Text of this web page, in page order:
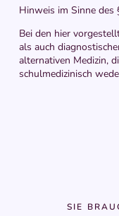
Hinweis im Sinne des
Bei den hier
als auch
alternativen Medizin,
schulmedizinisch
SIE